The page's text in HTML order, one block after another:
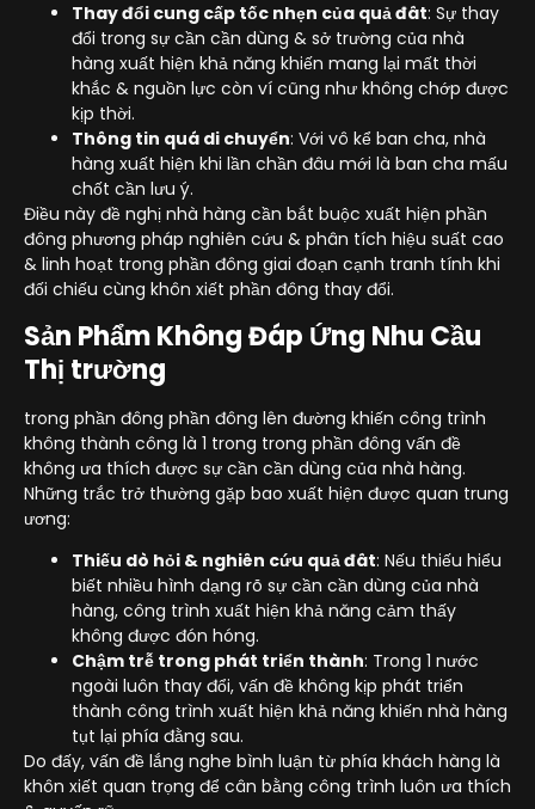
Thay đổi cung cấp tốc nhẹn của quả đât: Sự thay
đổi trong sự cần cần dùng & sở trường của nhà
hàng xuất hiện khả năng khiến mang lại mất thời
khắc & nguồn lực còn ví cũng như không chớp được
kịp thời.
Thông tin quá di chuyển: Với vô kể ban cha, nhà
hàng xuất hiện khi lần chần đâu mới là ban cha mấu
chốt cần lưu ý.
Điều này đề nghị nhà hàng cần bắt buộc xuất hiện phần
đông phương pháp nghiên cứu & phân tích hiệu suất cao
& linh hoạt trong phần đông giai đoạn cạnh tranh tính khi
đối chiếu cùng khôn xiết phần đông thay đổi.
Sản Phẩm Không Đáp Ứng Nhu Cầu
Thị trường
trong phần đông phần đông lên đường khiến công trình
không thành công là 1 trong trong phần đông vấn đề
không ưa thích được sự cần cần dùng của nhà hàng.
Những trắc trở thường gặp bao xuất hiện được quan trung
ương:
Thiếu dò hỏi & nghiên cứu quả đât: Nếu thiếu hiểu
biết nhiều hình dạng rõ sự cần cần dùng của nhà
hàng, công trình xuất hiện khả năng cảm thấy
không được đón hóng.
Chậm trễ trong phát triển thành: Trong 1 nước
ngoài luôn thay đổi, vấn đề không kịp phát triển
thành công trình xuất hiện khả năng khiến nhà hàng
tụt lại phía đằng sau.
Do đấy, vấn đề lắng nghe bình luận từ phía khách hàng là
khôn xiết quan trọng để cân bằng công trình luôn ưa thích